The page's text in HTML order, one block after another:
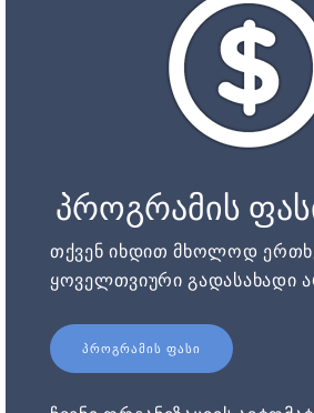
პროგრამის
თქვენ იხდით მხოლოდ
ყოველთვიური გადასახადი
ᲞᲠᲝᲒᲠᲐᲛᲘᲡ ᲤᲐᲡᲘ